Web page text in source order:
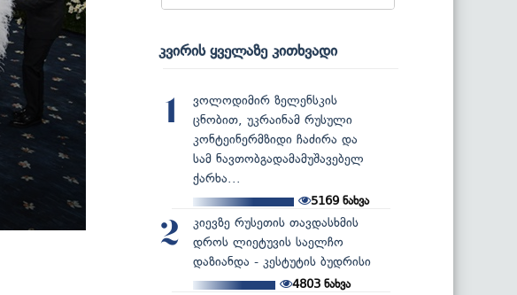
კვირის ყველაზე კითხვადი
1
ვოლოდიმირ ზელენსკის
ცნობით, უკრაინამ რუსული
კონტეინერმზიდი ჩაძირა და
სამ ნავთობგადამამუშავებელ
ქარხა...
5169 ნახვა
2
კიევზე რუსეთის თავდასხმის
დროს ლიეტუვის საელჩო
დაზიანდა - კესტუტის ბუდრისი
4803 ნახვა